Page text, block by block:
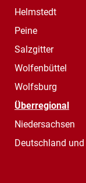
Helmstedt
Peine
Salzgitter
Wolfenbüttel
Wolfsburg
Überregional
Niedersachsen
Deutschland